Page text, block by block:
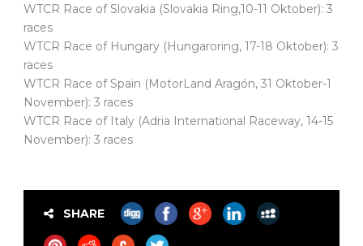
WTCR Race of Slovakia (Slovakia Ring,10-11 Oktober): 3
races
WTCR Race of Hungary (Hungaroring, 17-18 Oktober): 3
races
WTCR Race of Spain (MotorLand Aragón, 31 Oktober-1
November): 3 races
WTCR Race of Italy (Adria International Raceway, 14-15
November): 3 races
SHARE